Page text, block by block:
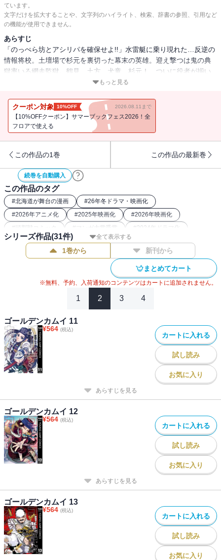
ています。
文字だけを拡大することや、文字列のハイライト、検索、辞書の参照、引用など
の機能が使用できません。
あらすじ
「のっぺら坊とアシリパを確保せよ!!」水雷艇に乗り現れた…反逆の
情報将校。土壇場で杉元を裏切った幕末の英雄。迎え撃つは鬼の典
獄率いる網走監獄。鶴見、土方、犬童、杉元！ ついに役者が揃い
踏み!! 今宵、戦争が始まるッ!!! 瞬き禁止！ 刮目必至の第14
もっと見る
クーポン対象 10%OFF 2026.08.11まで
【10%OFFクーポン】サマーブックフェス2026！全
フロアで使える
この作品の1巻 この作品の最新巻
続巻を自動購入
この作品のタグ
#北海道が舞台の漫画 #26年冬ドラマ・映画化
#2026年アニメ化 #2025年映画化 #2026年映画化
# 頭脳戦コミック # マンガ大賞受賞 #2024年ドラマ化
#バディコミック #刑務所 #2023年アニメ化
2018年アニメ化 # 2022年アニメ化
#
最強主人公コミック
2020年アニメ化 # 2024年映画化
全て表示する
シリーズ作品(31件)
1巻から 新刊から
まとめてカート
※無料、予約、入荷通知のコンテンツはカートに追加されません。
1 2 3 4
ゴールデンカムイ 11
¥564 (税込)
カートに入れる
試し読み
お気に入り
あらすじを見る
ゴールデンカムイ 12
¥564 (税込)
カートに入れる
試し読み
お気に入り
あらすじを見る
ゴールデンカムイ 13
¥564 (税込)
カートに入れる
試し読み
お気に入り